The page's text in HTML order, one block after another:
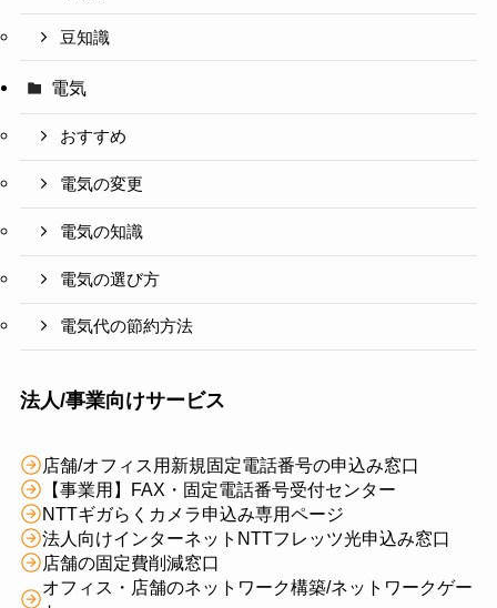
豆知識
電気
おすすめ
電気の変更
電気の知識
電気の選び方
電気代の節約方法
法人/事業向けサービス
店舗/オフィス用新規固定電話番号の申込み窓口
【事業用】FAX・固定電話番号受付センター
NTTギガらくカメラ申込み専用ページ
法人向けインターネットNTTフレッツ光申込み窓口
店舗の固定費削減窓口
オフィス・店舗のネットワーク構築/ネットワークゲー